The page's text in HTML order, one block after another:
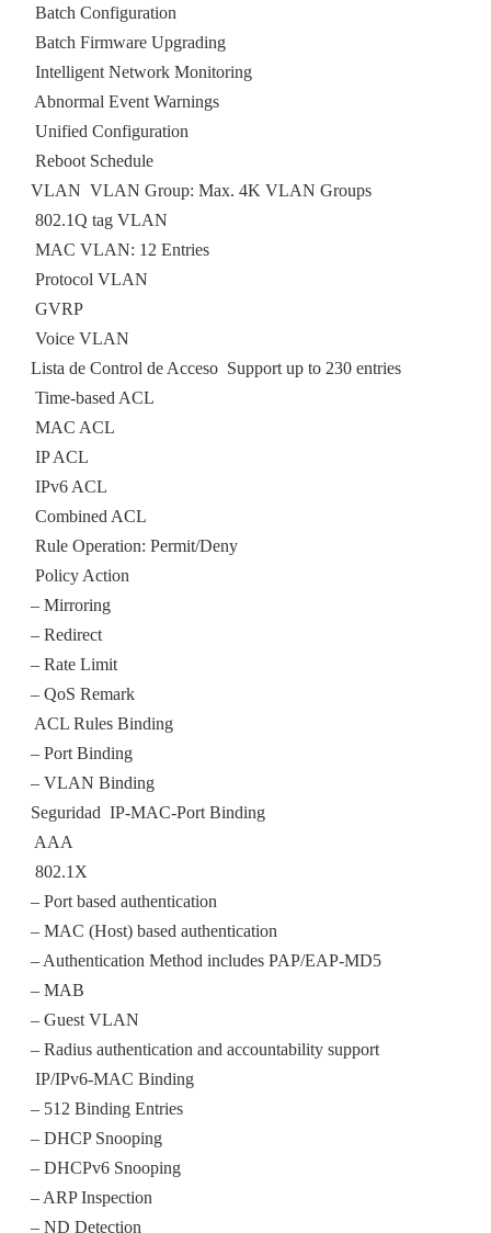
 Batch Configuration
 Batch Firmware Upgrading
 Intelligent Network Monitoring
 Abnormal Event Warnings
 Unified Configuration
 Reboot Schedule
VLAN  VLAN Group: Max. 4K VLAN Groups
 802.1Q tag VLAN
 MAC VLAN: 12 Entries
 Protocol VLAN
 GVRP
 Voice VLAN
Lista de Control de Acceso  Support up to 230 entries
 Time-based ACL
 MAC ACL
 IP ACL
 IPv6 ACL
 Combined ACL
 Rule Operation: Permit/Deny
 Policy Action
– Mirroring
– Redirect
– Rate Limit
– QoS Remark
 ACL Rules Binding
– Port Binding
– VLAN Binding
Seguridad  IP-MAC-Port Binding
 AAA
 802.1X
– Port based authentication
– MAC (Host) based authentication
– Authentication Method includes PAP/EAP-MD5
– MAB
– Guest VLAN
– Radius authentication and accountability support
 IP/IPv6-MAC Binding
– 512 Binding Entries
– DHCP Snooping
– DHCPv6 Snooping
– ARP Inspection
– ND Detection